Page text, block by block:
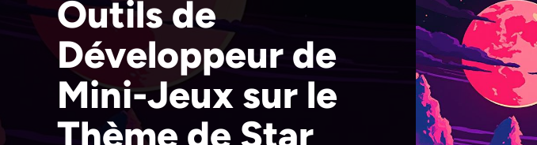
Outils de
Développeur de
Mini-Jeux sur le
Thème de Star